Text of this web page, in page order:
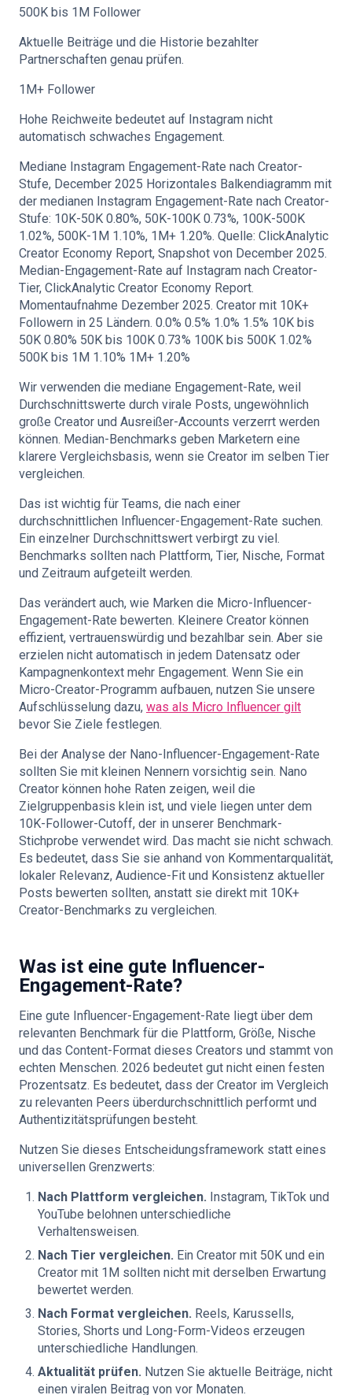
500K bis 1M Follower
Aktuelle Beiträge und die Historie bezahlter
Partnerschaften genau prüfen.
1M+ Follower
Hohe Reichweite bedeutet auf Instagram nicht
automatisch schwaches Engagement.
Mediane Instagram Engagement-Rate nach Creator-
Stufe, December 2025 Horizontales Balkendiagramm mit
der medianen Instagram Engagement-Rate nach Creator-
Stufe: 10K-50K 0.80%, 50K-100K 0.73%, 100K-500K
1.02%, 500K-1M 1.10%, 1M+ 1.20%. Quelle: ClickAnalytic
Creator Economy Report, Snapshot von December 2025.
Median-Engagement-Rate auf Instagram nach Creator-
Tier, ClickAnalytic Creator Economy Report.
Momentaufnahme Dezember 2025. Creator mit 10K+
Followern in 25 Ländern. 0.0% 0.5% 1.0% 1.5% 10K bis
50K 0.80% 50K bis 100K 0.73% 100K bis 500K 1.02%
500K bis 1M 1.10% 1M+ 1.20%
Wir verwenden die mediane Engagement-Rate, weil
Durchschnittswerte durch virale Posts, ungewöhnlich
große Creator und Ausreißer-Accounts verzerrt werden
können. Median-Benchmarks geben Marketern eine
klarere Vergleichsbasis, wenn sie Creator im selben Tier
vergleichen.
Das ist wichtig für Teams, die nach einer
durchschnittlichen Influencer-Engagement-Rate suchen.
Ein einzelner Durchschnittswert verbirgt zu viel.
Benchmarks sollten nach Plattform, Tier, Nische, Format
und Zeitraum aufgeteilt werden.
Das verändert auch, wie Marken die Micro-Influencer-
Engagement-Rate bewerten. Kleinere Creator können
effizient, vertrauenswürdig und bezahlbar sein. Aber sie
erzielen nicht automatisch in jedem Datensatz oder
Kampagnenkontext mehr Engagement. Wenn Sie ein
Micro-Creator-Programm aufbauen, nutzen Sie unsere
Aufschlüsselung dazu, was als Micro Influencer gilt
bevor Sie Ziele festlegen.
Bei der Analyse der Nano-Influencer-Engagement-Rate
sollten Sie mit kleinen Nennern vorsichtig sein. Nano
Creator können hohe Raten zeigen, weil die
Zielgruppenbasis klein ist, und viele liegen unter dem
10K-Follower-Cutoff, der in unserer Benchmark-
Stichprobe verwendet wird. Das macht sie nicht schwach.
Es bedeutet, dass Sie sie anhand von Kommentarqualität,
lokaler Relevanz, Audience-Fit und Konsistenz aktueller
Posts bewerten sollten, anstatt sie direkt mit 10K+
Creator-Benchmarks zu vergleichen.
Was ist eine gute Influencer-
Engagement-Rate?
Eine gute Influencer-Engagement-Rate liegt über dem
relevanten Benchmark für die Plattform, Größe, Nische
und das Content-Format dieses Creators und stammt von
echten Menschen. 2026 bedeutet gut nicht einen festen
Prozentsatz. Es bedeutet, dass der Creator im Vergleich
zu relevanten Peers überdurchschnittlich performt und
Authentizitätsprüfungen besteht.
Nutzen Sie dieses Entscheidungsframework statt eines
universellen Grenzwerts:
Nach Plattform vergleichen. Instagram, TikTok und
YouTube belohnen unterschiedliche
Verhaltensweisen.
Nach Tier vergleichen. Ein Creator mit 50K und ein
Creator mit 1M sollten nicht mit derselben Erwartung
bewertet werden.
Nach Format vergleichen. Reels, Karussells,
Stories, Shorts und Long-Form-Videos erzeugen
unterschiedliche Handlungen.
Aktualität prüfen. Nutzen Sie aktuelle Beiträge, nicht
einen viralen Beitrag von vor Monaten.